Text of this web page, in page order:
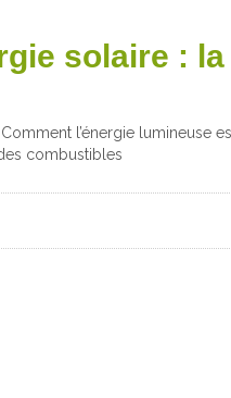
solaire : la
l’énergie lumineuse
combustibles